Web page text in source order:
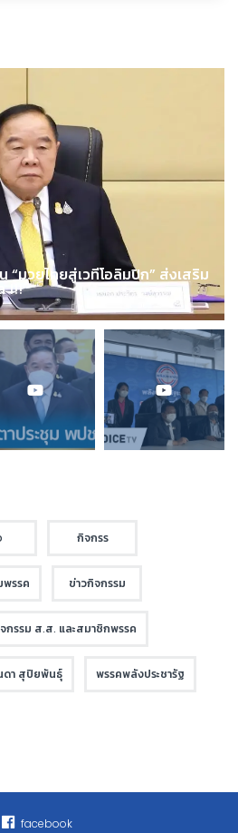
มวยไทยสู่เวทีโอลิมปิก” ส่งเสริม
!!!
กิจกรร
พรรค ข่าวกิจกรรม
กรรม ส.ส. และสมาชิกพรรค
า สุปิยพันธุ์ พรรคพลังประชารัฐ
facebook